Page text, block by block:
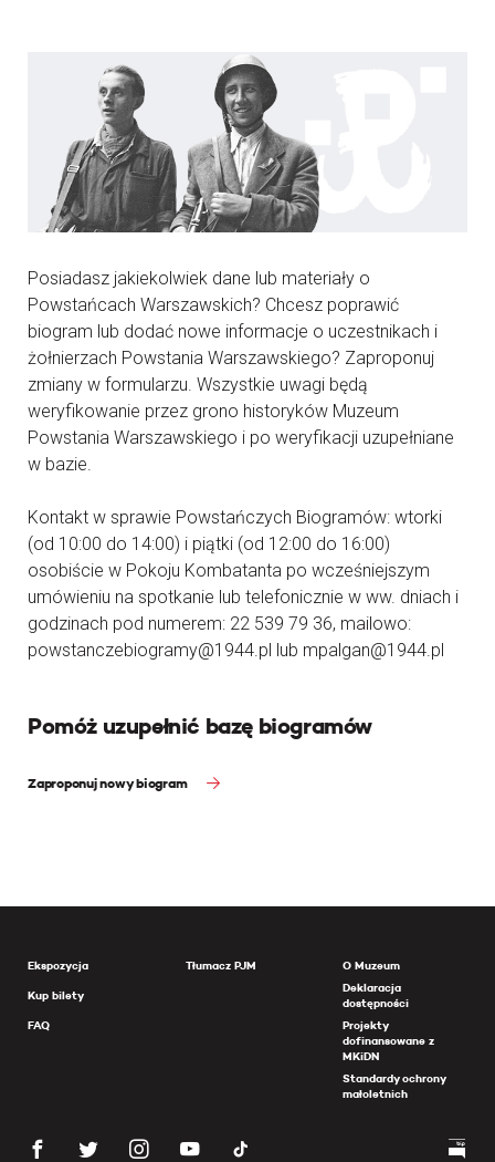
Posiadasz jakiekolwiek dane lub materiały o
Powstańcach Warszawskich? Chcesz poprawić
biogram lub dodać nowe informacje o uczestnikach i
żołnierzach Powstania Warszawskiego? Zaproponuj
zmiany w formularzu. Wszystkie uwagi będą
weryfikowanie przez grono historyków Muzeum
Powstania Warszawskiego i po weryfikacji uzupełniane
w bazie.
Kontakt w sprawie Powstańczych Biogramów: wtorki
(od 10:00 do 14:00) i piątki (od 12:00 do 16:00)
osobiście w Pokoju Kombatanta po wcześniejszym
umówieniu na spotkanie lub telefonicznie w ww. dniach i
godzinach pod numerem: 22 539 79 36, mailowo:
powstanczebiogramy@1944.pl lub mpalgan@1944.pl
Pomóż uzupełnić bazę biogramów
Zaproponuj nowy biogram
Ekspozycja
Kup bilety
FAQ
Tłumacz PJM
O Muzeum
Deklaracja
dostępności
Projekty
dofinansowane z
MKiDN
Standardy ochrony
małoletnich